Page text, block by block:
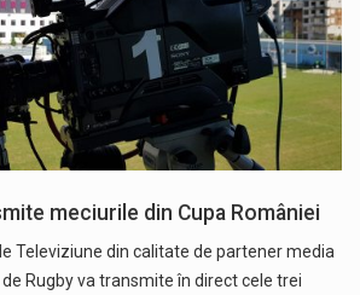
meciurile din Cupa României
Televiziune din calitate de partener media
Rugby va transmite în direct cele trei